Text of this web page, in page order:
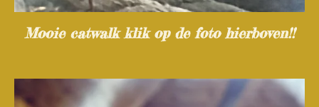
Mooie catwalk klik op de foto hierboven!!